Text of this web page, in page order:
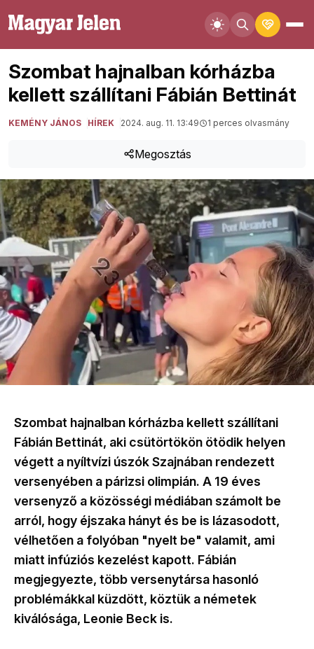
Szombat hajnalban kórházba
kellett szállítani Fábián Bettinát
KEMÉNY JÁNOS HÍREK 2024. aug. 11. 13:49 1 perces olvasmány
Megosztás
Szombat hajnalban kórházba kellett szállítani
Fábián Bettinát, aki csütörtökön ötödik helyen
végett a nyíltvízi úszók Szajnában rendezett
versenyében a párizsi olimpián. A 19 éves
versenyző a közösségi médiában számolt be
arról, hogy éjszaka hányt és be is lázasodott,
vélhetően a folyóban "nyelt be" valamit, ami
miatt infúziós kezelést kapott. Fábián
megjegyezte, több versenytársa hasonló
problémákkal küzdött, köztük a németek
kiválósága, Leonie Beck is.